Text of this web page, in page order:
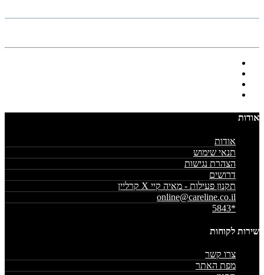
אודות
אודות
תנאי שימוש
הצהרת נגישות
דרושים
תקנון פעילות - מאיה קיי X קרליין
online@careline.co.il
*5843
שירות לקוחות
צרו קשר
מפת האתר